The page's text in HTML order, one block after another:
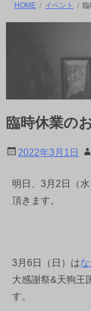
HOME イベント
臨時休業の
2022年3月1日
明日、3月2日（
頂きます。
3月6日（日）は
大感謝祭&天狗王
す。